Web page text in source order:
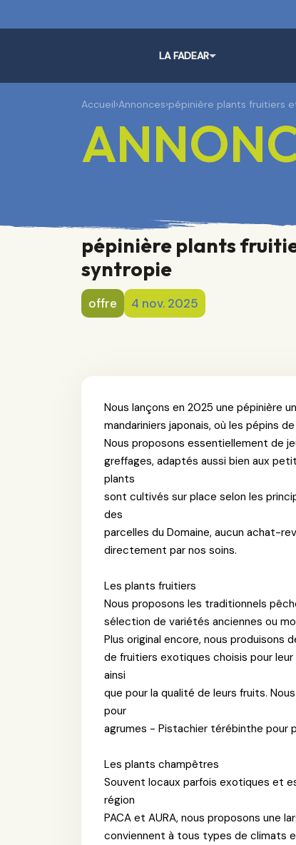
LA FADEAR
Accueil›Annonces›pépinière plants fruitiers
pépinière plants
syntropie
offre 4 nov. 2025
Nous lançons en 2025 une pépinière
mandariniers japonais, où les pépins
Nous proposons essentiellement de
greffages, adaptés aussi bien aux
plants
sont cultivés sur place selon les
des
parcelles du Domaine, aucun achat-
directement par nos soins.
Les plants fruitiers
Nous proposons les traditionnels
sélection de variétés anciennes ou
Plus original encore, nous produisons
de fruitiers exotiques choisis pour
ainsi
que pour la qualité de leurs fruits.
pour
agrumes - Pistachier térébinthe pour
Les plants champêtres
Souvent locaux parfois exotiques et
région
PACA et AURA, nous proposons une
conviennent à tous types de climats